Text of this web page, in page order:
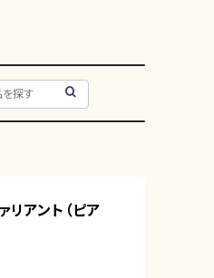
アント（ピア